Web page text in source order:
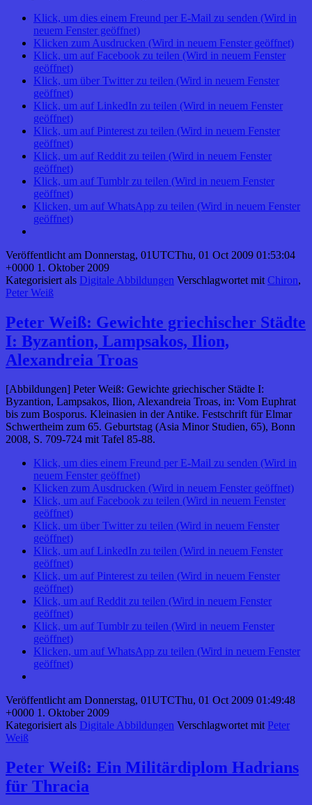
Klick, um dies einem Freund per E-Mail zu senden (Wird in
neuem Fenster geöffnet)
Klicken zum Ausdrucken (Wird in neuem Fenster geöffnet)
Klick, um auf Facebook zu teilen (Wird in neuem Fenster
geöffnet)
Klick, um über Twitter zu teilen (Wird in neuem Fenster
geöffnet)
Klick, um auf LinkedIn zu teilen (Wird in neuem Fenster
geöffnet)
Klick, um auf Pinterest zu teilen (Wird in neuem Fenster
geöffnet)
Klick, um auf Reddit zu teilen (Wird in neuem Fenster
geöffnet)
Klick, um auf Tumblr zu teilen (Wird in neuem Fenster
geöffnet)
Klicken, um auf WhatsApp zu teilen (Wird in neuem Fenster
geöffnet)
Veröffentlicht am Donnerstag, 01UTCThu, 01 Oct 2009 01:53:04
+0000 1. Oktober 2009
Kategorisiert als Digitale Abbildungen Verschlagwortet mit Chiron,
Peter Weiß
Peter Weiß: Gewichte griechischer Städte
I: Byzantion, Lampsakos, Ilion,
Alexandreia Troas
[Abbildungen] Peter Weiß: Gewichte griechischer Städte I:
Byzantion, Lampsakos, Ilion, Alexandreia Troas, in: Vom Euphrat
bis zum Bosporus. Kleinasien in der Antike. Festschrift für Elmar
Schwertheim zum 65. Geburtstag (Asia Minor Studien, 65), Bonn
2008, S. 709-724 mit Tafel 85-88.
Klick, um dies einem Freund per E-Mail zu senden (Wird in
neuem Fenster geöffnet)
Klicken zum Ausdrucken (Wird in neuem Fenster geöffnet)
Klick, um auf Facebook zu teilen (Wird in neuem Fenster
geöffnet)
Klick, um über Twitter zu teilen (Wird in neuem Fenster
geöffnet)
Klick, um auf LinkedIn zu teilen (Wird in neuem Fenster
geöffnet)
Klick, um auf Pinterest zu teilen (Wird in neuem Fenster
geöffnet)
Klick, um auf Reddit zu teilen (Wird in neuem Fenster
geöffnet)
Klick, um auf Tumblr zu teilen (Wird in neuem Fenster
geöffnet)
Klicken, um auf WhatsApp zu teilen (Wird in neuem Fenster
geöffnet)
Veröffentlicht am Donnerstag, 01UTCThu, 01 Oct 2009 01:49:48
+0000 1. Oktober 2009
Kategorisiert als Digitale Abbildungen Verschlagwortet mit Peter
Weiß
Peter Weiß: Ein Militärdiplom Hadrians
für Thracia